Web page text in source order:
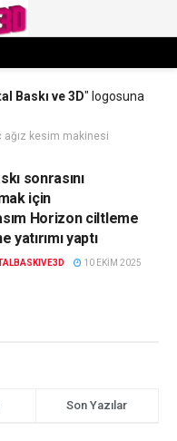
Baskı ve 3D" logosuna
ağız kesim makinesi
sonrasını
için
Horizon ciltleme
yatırımı yaptı
10 EKIM 2025
Son Yazılar